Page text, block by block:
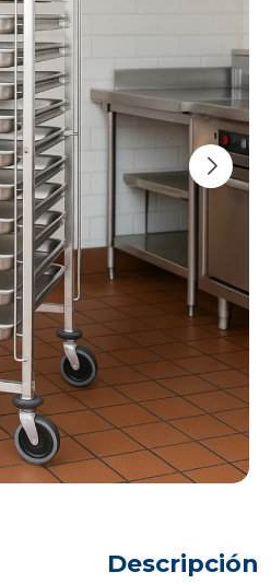
Descripción